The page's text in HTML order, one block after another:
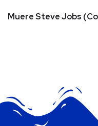
Muere Steve Jobs